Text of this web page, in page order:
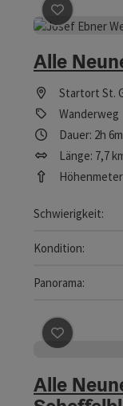
Beitrag
Alle
Startort St.
Wanderweg
Dauer: 2h 6m
Länge: 7,7
Schwierigkeit:
Leicht
Kondition:
Leicht
Panorama:
Einige Ausblicke
Beitrag
Alle